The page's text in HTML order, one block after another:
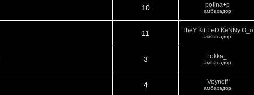
10 polina+p
амбасадор
11 TheY KiLLeD KeNNy O_o
амбасадор
3 tokka_
амбасадор
4 Voynoff
амбасадор